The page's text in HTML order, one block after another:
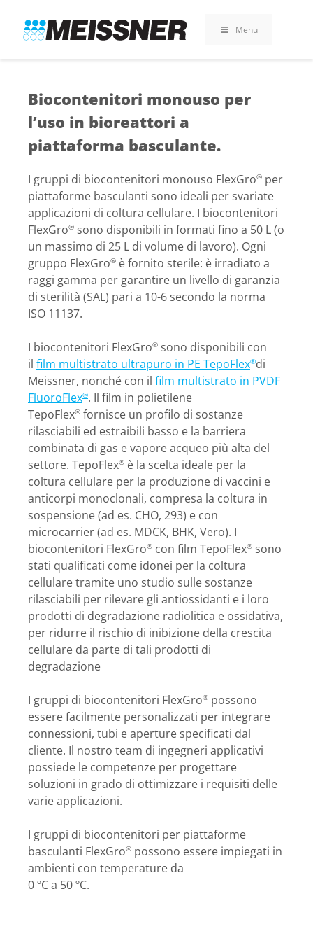
search
footer
contenuto
Menu
Biocontenitori monouso per
l’uso in bioreattori a
piattaforma basculante.
I gruppi di biocontenitori monouso FlexGro® per
piattaforme basculanti sono ideali per svariate
applicazioni di coltura cellulare. I biocontenitori
FlexGro® sono disponibili in formati fino a 50 L (o
un massimo di 25 L di volume di lavoro). Ogni
gruppo FlexGro® è fornito sterile: è irradiato a
raggi gamma per garantire un livello di garanzia
di sterilità (SAL) pari a 10-6 secondo la norma
ISO 11137.
I biocontenitori FlexGro® sono disponibili con
il film multistrato ultrapuro in PE TepoFlex®di
Meissner, nonché con il film multistrato in PVDF
FluoroFlex®. Il film in polietilene
TepoFlex® fornisce un profilo di sostanze
rilasciabili ed estraibili basso e la barriera
combinata di gas e vapore acqueo più alta del
settore. TepoFlex® è la scelta ideale per la
coltura cellulare per la produzione di vaccini e
anticorpi monoclonali, compresa la coltura in
sospensione (ad es. CHO, 293) e con
microcarrier (ad es. MDCK, BHK, Vero). I
biocontenitori FlexGro® con film TepoFlex® sono
stati qualificati come idonei per la coltura
cellulare tramite uno studio sulle sostanze
rilasciabili per rilevare gli antiossidanti e i loro
prodotti di degradazione radiolitica e ossidativa,
per ridurre il rischio di inibizione della crescita
cellulare da parte di tali prodotti di
degradazione
I gruppi di biocontenitori FlexGro® possono
essere facilmente personalizzati per integrare
connessioni, tubi e aperture specificati dal
cliente. Il nostro team di ingegneri applicativi
possiede le competenze per progettare
soluzioni in grado di ottimizzare i requisiti delle
varie applicazioni.
I gruppi di biocontenitori per piattaforme
basculanti FlexGro® possono essere impiegati in
ambienti con temperature da
0 ºC a 50 ºC.